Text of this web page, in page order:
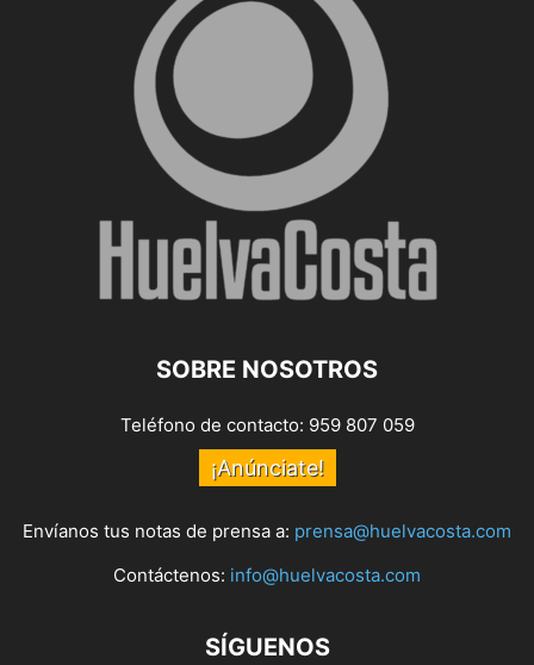
SOBRE NOSOTROS
Teléfono de contacto: 959 807 059
¡Anúnciate!
Envíanos tus notas de prensa a: prensa@huelvacosta.com
Contáctenos: info@huelvacosta.com
SÍGUENOS